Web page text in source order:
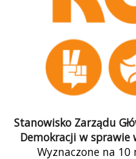
Stanowisko Zarządu
Demokracji w sprawie
Wyznaczone na